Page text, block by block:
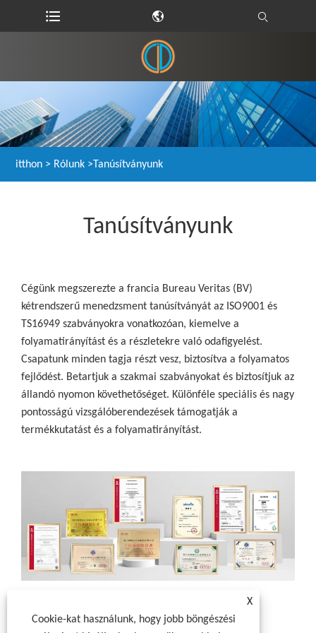
itthon > Rólunk >Tanúsítványunk
Tanúsítványunk
Cégünk megszerezte a francia Bureau Veritas (BV)
kétrendszerű menedzsment tanúsítványát az ISO9001 és
TS16949 szabványokra vonatkozóan, kiemelve a
folyamatirányítást és a részletekre való odafigyelést.
Csapatunk minden tagja részt vesz, biztosítva a folyamatos
fejlődést. Betartjuk a szakmai szabványokat és biztosítjuk az
állandó nyomon követhetőséget. Különféle speciális és nagy
pontosságú vizsgálóberendezések támogatják a
termékkutatást és a folyamatirányítást.
Facebook
X WhatsAppPinterestLinkedInShare
X
Cookie-kat használunk, hogy jobb böngészési